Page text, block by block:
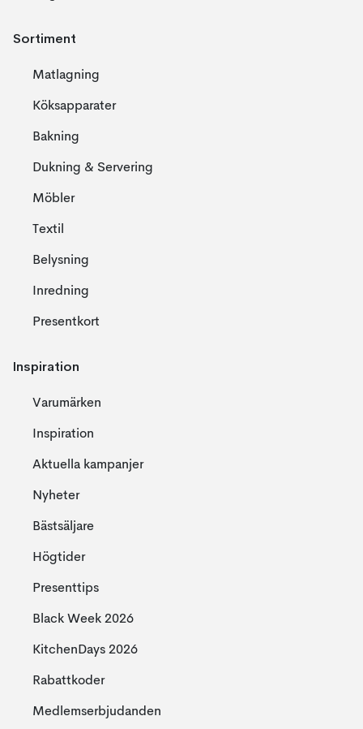
Sortiment
Matlagning
Köksapparater
Bakning
Dukning & Servering
Möbler
Textil
Belysning
Inredning
Presentkort
Inspiration
Varumärken
Inspiration
Aktuella kampanjer
Nyheter
Bästsäljare
Högtider
Presenttips
Black Week 2026
KitchenDays 2026
Rabattkoder
Medlemserbjudanden